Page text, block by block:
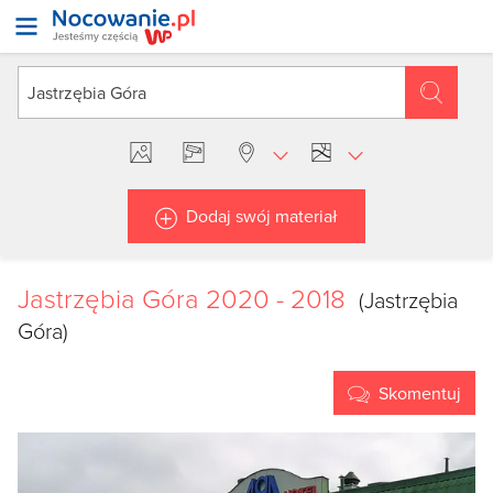
Dodaj swój materiał
Jastrzębia Góra 2020 - 2018 (Jastrzębia
Góra)
Skomentuj